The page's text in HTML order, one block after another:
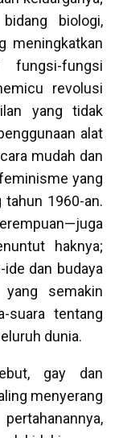
biologi,
meningkatkan
fungsi-fungsi
revolusi
yang tidak
alat
mudah dan
yang
1960-an.
haknya;
dan budaya
semakin
suara tentang
dunia.
gay dan
menyerang